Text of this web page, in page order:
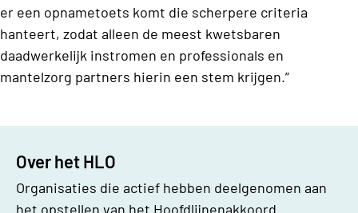
er een opnametoets komt die scherpere criteria
hanteert, zodat alleen de meest kwetsbaren
daadwerkelijk instromen en professionals en
mantelzorg partners hierin een stem krijgen.”
Over het HLO
Organisaties die actief hebben deelgenomen aan
het opstellen van het Hoofdlijnenakkoord